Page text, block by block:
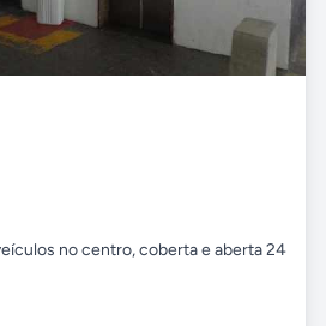
no centro, coberta e aberta 24